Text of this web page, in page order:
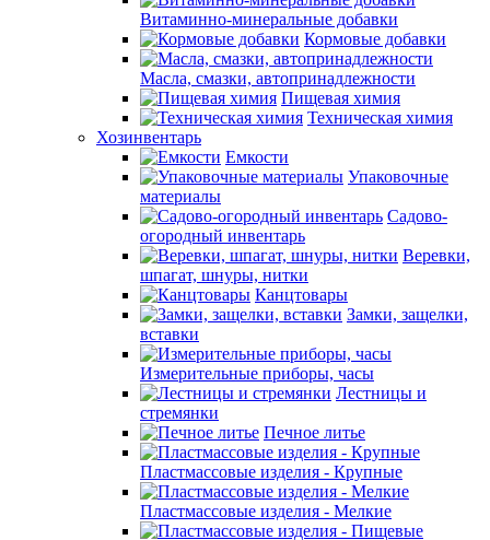
Витаминно-минеральные добавки
Кормовые добавки
Масла, смазки, автопринадлежности
Пищевая химия
Техническая химия
Хозинвентарь
Емкости
Упаковочные
материалы
Садово-
огородный инвентарь
Веревки,
шпагат, шнуры, нитки
Канцтовары
Замки, защелки,
вставки
Измерительные приборы, часы
Лестницы и
стремянки
Печное литье
Пластмассовые изделия - Крупные
Пластмассовые изделия - Мелкие